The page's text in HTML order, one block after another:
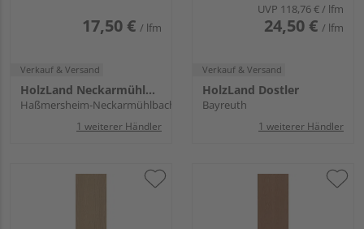
Premium - 22,5 x 210
17,50 € / lfm
Verkauf & Versand
HolzLand Neckarmühlbach
Haßmersheim-Neckarmühlbach
1 weiterer Händler
UVP 118,76 €/ lfm
24,50 € / lfm
Verkauf & Versand
HolzLand Dostler
Bayreuth
1 weiterer Händler